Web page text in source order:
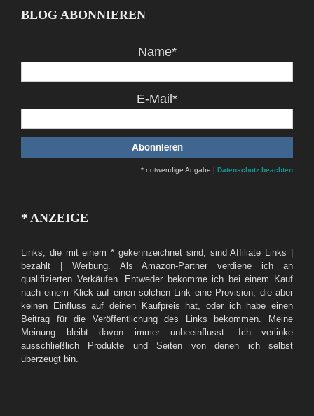
BLOG ABONNIEREN
Name*
E-Mail*
* notwendige Angabe | Datenschutz beachten
* ANZEIGE
Links, die mit einem * gekennzeichnet sind, sind Affiliate Links |
bezahlt | Werbung. Als Amazon-Partner verdiene ich an
qualifizierten Verkäufen. Entweder bekomme ich bei einem Kauf
nach einem Klick auf einen solchen Link eine Provision, die aber
keinen Einfluss auf deinen Kaufpreis hat, oder ich habe einen
Beitrag für die Veröffentlichung des Links bekommen. Meine
Meinung bleibt davon immer unbeeinflusst. Ich verlinke
ausschließlich Produkte und Seiten von denen ich selbst
überzeugt bin.